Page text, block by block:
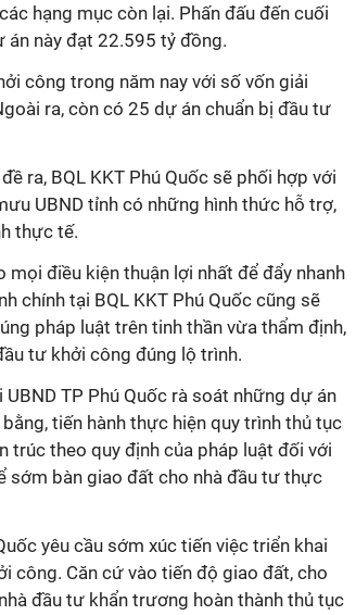
hạng mục còn lại. Phấn đấu đến cuối
án này đạt 22.595 tỷ đồng.
công trong năm nay với số vốn giải
ra, còn có 25 dự án chuẩn bị đầu tư
ra, BQL KKT Phú Quốc sẽ phối hợp với
UBND tỉnh có những hình thức hỗ trợ,
thực tế.
điều kiện thuận lợi nhất để đẩy nhanh
chính tại BQL KKT Phú Quốc cũng sẽ
pháp luật trên tinh thần vừa thẩm định,
tư khởi công đúng lộ trình.
TP Phú Quốc rà soát những dự án
tiến hành thực hiện quy trình thủ tục
trúc theo quy định của pháp luật đối với
sớm bàn giao đất cho nhà đầu tư thực
yêu cầu sớm xúc tiến việc triển khai
công. Căn cứ vào tiến độ giao đất, cho
đầu tư khẩn trương hoàn thành thủ tục